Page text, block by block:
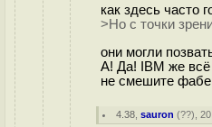
как здесь часто
>Но с точки
они могли
А! Да! IBM же всё
не смешите
4.38 ,sauron (??),